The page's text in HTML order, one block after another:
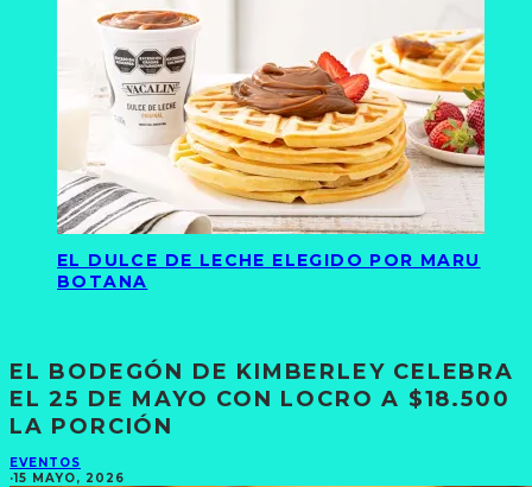
EL DULCE DE LECHE ELEGIDO POR MARU
BOTANA
EL BODEGÓN DE KIMBERLEY CELEBRA
EL 25 DE MAYO CON LOCRO A $18.500
LA PORCIÓN
EVENTOS
·15 MAYO, 2026